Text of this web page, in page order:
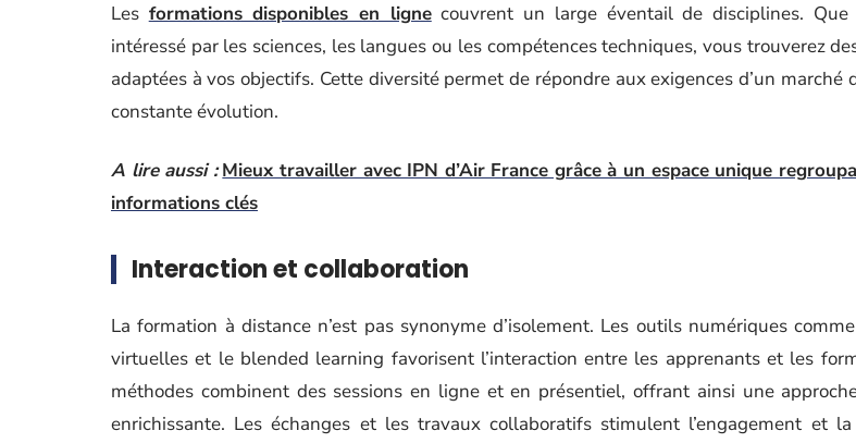
Les formations disponibles en lignecouvrent un large éventail de disciplines. Que
intéressé par les sciences, les langues ou les compétences techniques, vous trouverez
adaptées à vos objectifs. Cette diversité permet de répondre aux exigences d’un marché
constante évolution.
A lire aussi : Mieux travailler avec IPN d’Air France grâce à un espace unique
informations clés
Interaction et collaboration
La formation à distance n’est pas synonyme d’isolement. Les outils numériques
virtuelles et le blended learning favorisent l’interaction entre les apprenants et les
méthodes combinent des sessions en ligne et en présentiel, offrant ainsi une
enrichissante. Les échanges et les travaux collaboratifs stimulent l’engagement et